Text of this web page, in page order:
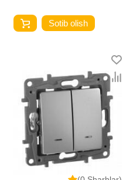
Sotib olish